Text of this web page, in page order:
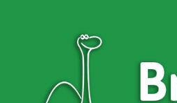
Brontosaurus
Brontosaurus